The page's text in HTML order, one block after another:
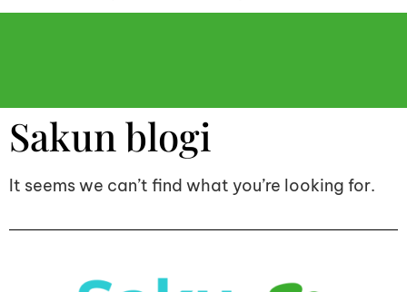
Sakun blogi
It seems we can’t find what you’re looking for.